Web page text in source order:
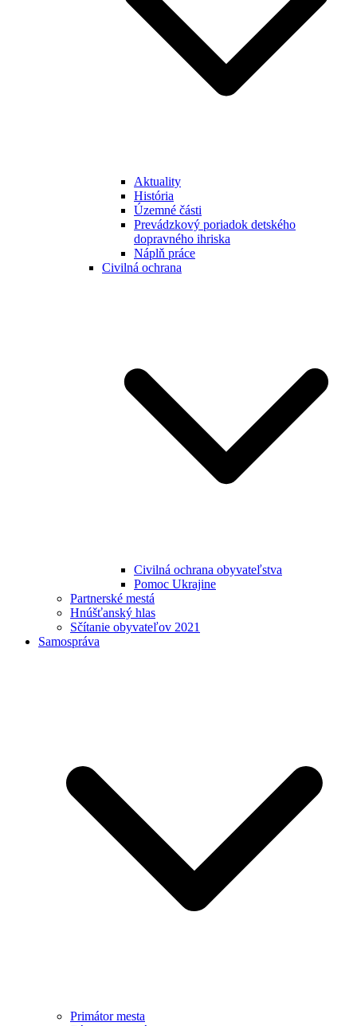
Aktuality
História
Územné části
Prevádzkový poriadok detského
dopravného ihriska
Náplň práce
Civilná ochrana
Civilná ochrana obyvateľstva
Pomoc Ukrajine
Partnerské mestá
Hnúšťanský hlas
Sčítanie obyvateľov 2021
Samospráva
Primátor mesta